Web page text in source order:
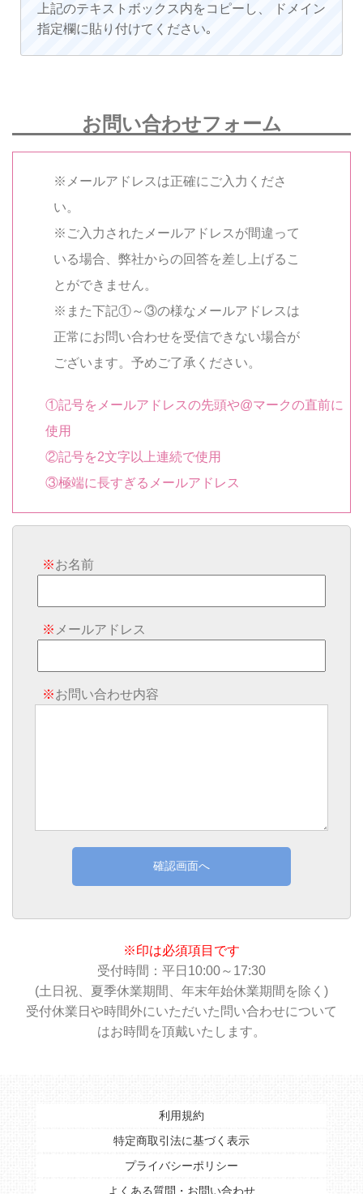
上記のテキストボックス内をコピーし、 ドメイン
指定欄に貼り付けてください｡
お問い合わせフォーム
※メールアドレスは正確にご入力くださ
い。
※ご入力されたメールアドレスが間違って
いる場合、弊社からの回答を差し上げるこ
とができません。
※また下記①～③の様なメールアドレスは
正常にお問い合わせを受信できない場合が
ございます。予めご了承ください。
①記号をメールアドレスの先頭や@マークの直前に
使用
②記号を2文字以上連続で使用
③極端に長すぎるメールアドレス
※お名前
※ メールアドレス
※お問い合わせ内容
確認画面へ
※印は必須項目です
受付時間：平日10:00～17:30
(土日祝、夏季休業期間、年末年始休業期間を除く)
受付休業日や時間外にいただいた問い合わせについて
はお時間を頂戴いたします。
利用規約
特定商取引法に基づく表示
プライバシーポリシー
よくある質問・お問い合わせ